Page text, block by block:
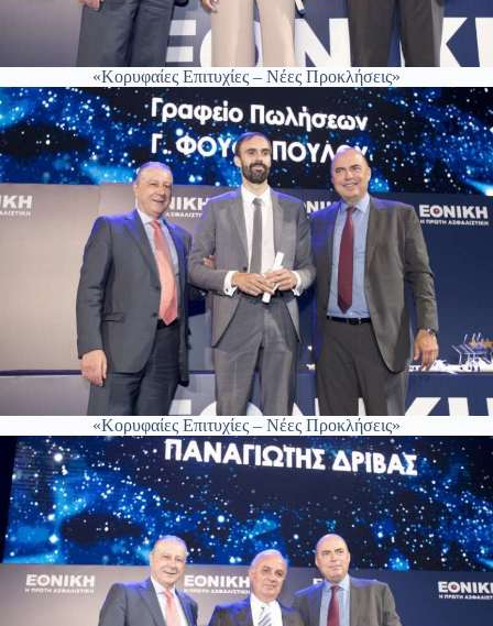
«Κορυφαίες Επιτυχίες – Νέες Προκλήσεις»
«Κορυφαίες Επιτυχίες – Νέες Προκλήσεις»